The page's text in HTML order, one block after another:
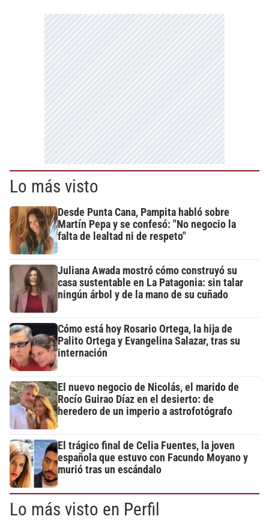
Lo más visto
Desde Punta Cana, Pampita habló sobre
Martín Pepa y se confesó: "No negocio la
falta de lealtad ni de respeto"
Juliana Awada mostró cómo construyó su
casa sustentable en La Patagonia: sin talar
ningún árbol y de la mano de su cuñado
Cómo está hoy Rosario Ortega, la hija de
Palito Ortega y Evangelina Salazar, tras su
internación
El nuevo negocio de Nicolás, el marido de
Rocío Guirao Díaz en el desierto: de
heredero de un imperio a astrofotógrafo
El trágico final de Celia Fuentes, la joven
española que estuvo con Facundo Moyano y
murió tras un escándalo
Lo más visto en Perfil